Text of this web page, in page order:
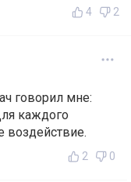
4 2
говорил мне:
каждого
воздействие.
2 0